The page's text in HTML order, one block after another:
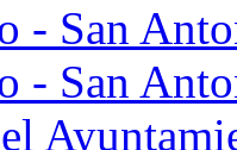
- San
- San